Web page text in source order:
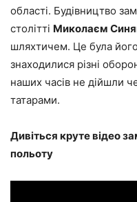
області. Будівництво
столітті Миколаєм
шляхтичем. Це була
знаходилися різні
наших часів не дійшли
татарами.
Дивіться круте відео
польоту